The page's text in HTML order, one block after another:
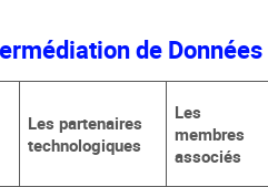
de Données
Les partenaires
technologiques
Les
membres
associés